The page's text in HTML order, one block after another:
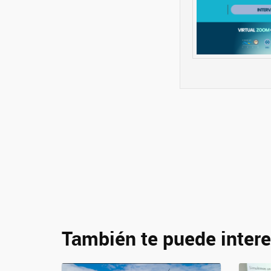
También te puede